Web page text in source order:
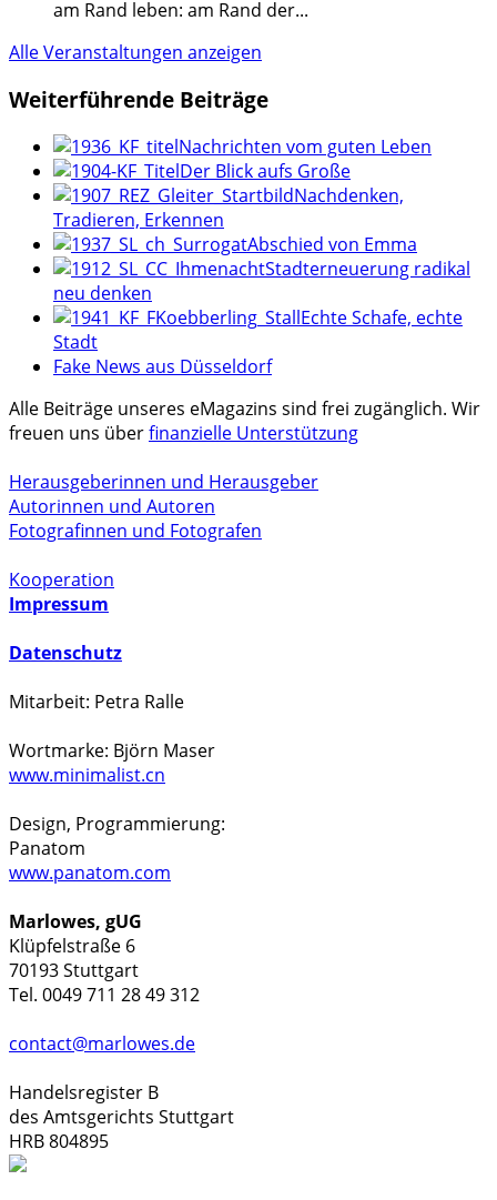
am Rand leben: am Rand der...
Alle Veranstaltungen anzeigen
Weiterführende Beiträge
Nachrichten vom guten Leben
Der Blick aufs Große
Nachdenken,
Tradieren, Erkennen
Abschied von Emma
Stadterneuerung radikal
neu denken
Echte Schafe, echte
Stadt
Fake News aus Düsseldorf
Alle Beiträge unseres eMagazins sind frei zugänglich. Wir
freuen uns überfinanzielle Unterstützung
Herausgeberinnen und Herausgeber
Autorinnen und Autoren
Fotografinnen und Fotografen
Kooperation
Impressum
Datenschutz
Mitarbeit: Petra Ralle
Wortmarke: Björn Maser
www.minimalist.cn
Design, Programmierung:
Panatom
www.panatom.com
Marlowes, gUG
Klüpfelstraße 6
70193 Stuttgart
Tel. 0049 711 28 49 312
contact@marlowes.de
Handelsregister B
des Amtsgerichts Stuttgart
HRB 804895